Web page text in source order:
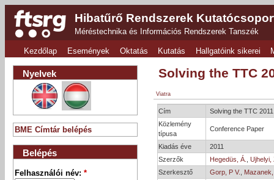
Hibatűrő Rendszerek
Méréstechnika és Információs Rendszerek Tanszék
Kezdőlap Események Oktatás Kutatás Hallgatóink sikerei
Solving the TTC
Viatra
Cím
Solving the TTC
Közlemény
típusa
Conference Paper
Kiadás éve
2011
Szerzők
Hegedüs, Á.
Ujhelyi,
Szerkesztő
Gorp, P V.
Nyelvek
BME Címtár belépés
Belépés
Felhasználói név:*